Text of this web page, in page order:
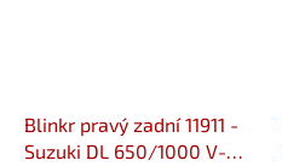
Blinkr pravý zadní 11911 -
Suzuki DL 650/1000 V-